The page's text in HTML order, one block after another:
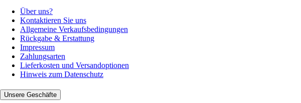
Über uns?
Kontaktieren Sie uns
Allgemeine Verkaufsbedingungen
Rückgabe & Erstattung
Impressum
Zahlungsarten
Lieferkosten und Versandoptionen
Hinweis zum Datenschutz
Unsere Geschäfte